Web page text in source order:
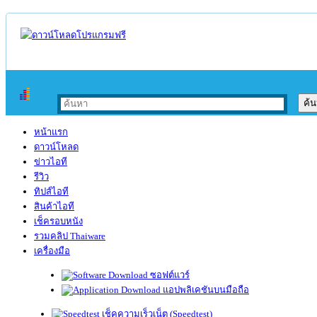
หน้าแรก
ดาวน์โหลด
ข่าวไอที
รีวิว
ทิปส์ไอที
สินค้าไอที
เช็ครอบหนัง
รวมคลิป Thaiware
เครื่องมือ
ซอฟต์แวร์
แอปพลิเคชันบนมือถือ
เช็คความเร็วเน็ต (Speedtest)